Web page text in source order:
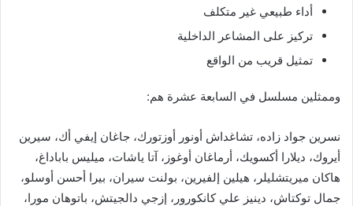
أداء طبيعي غير متكلف
تركيز على المشاعر الداخلية
تمثيل قريب من الواقع
وممثلين مسلسل في السابعة عشرة هم:
نسرين جواد زاده، تشاغداش أونور أوزتورك، جاغان إيفي أك، سيرين
أيروك، ديلارا أكسويك، أرماغان أوغوز، آتا ياشات، ميليس باباداغ،
هاكان ميريتشليلر، هيلين إلفيرين، بولنت سيران، بيرا أحسن أوسلو،
جمال توكتاش، دينيز علي كانكورور، إزجي دالجيتش، باتوهان مورا،